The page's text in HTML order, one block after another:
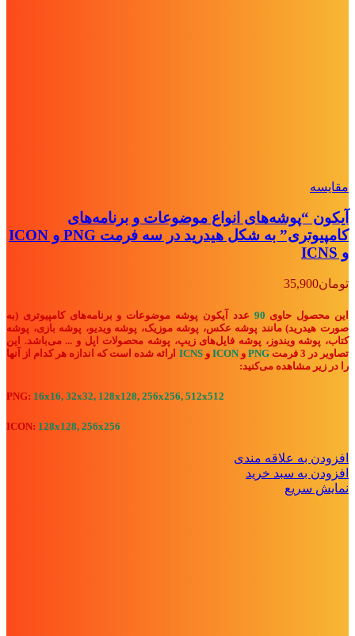
مقايسه
آیکون “پوشه‌های انواع موضوعات و برنامه‌های
کامپیوتری” به شکل هیدرید در سه فرمت PNG و ICON
و ICNS
تومان35,900
این محصول حاوی 90 عدد آیکون پوشه موضوعات و برنامه‌های کامپیوتری (به
صورت هیدرید) مانند پوشه عکس، پوشه موزیک، پوشه ویدیو، پوشه بازی، پوشه
کتاب، پوشه ویندوز، پوشه فایل‌های زیپ، پوشه محصولات اپل و ...می‌باشد. این
تصاویر در 3 فرمت
PNG وICON وICNS ارائه شده است که اندازه هر کدام از آنها
را در زیر مشاهده می‌کنید:
PNG: 16x16, 32x32, 128x128, 256x256, 512x512
ICON: 128x128, 256x256
افزودن به علاقه مندی
افزودن به سبد خرید
نمایش سریع